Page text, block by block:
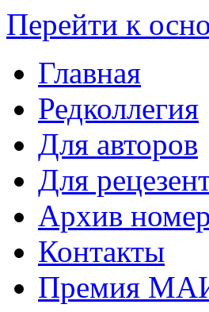
Перейти к
Главная
Редколлегия
Для авторов
Для
Архив
Контакты
Премия